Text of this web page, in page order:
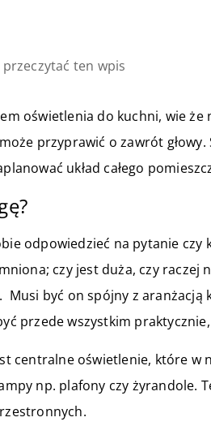
ten wpis
oświetlenia do kuchni, wie
przyprawić o zawrót
układ całego
odpowiedzieć na pytanie
czy jest duża, czy
być on spójny z aranżacją
przede wszystkim
centralne oświetlenie, które w
np. plafony czy żyrandole.